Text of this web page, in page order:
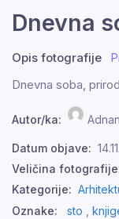
Dnevna
Opis fotografije
Dnevna soba,
Autor/ka:
Datum objave:
Veličina
Kategorije:
Oznake:
sto